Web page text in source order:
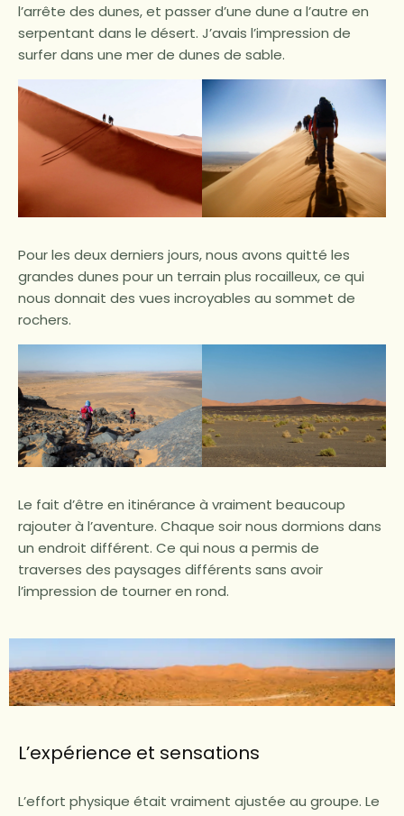
l’arrête des dunes, et passer d’une dune a l’autre en
serpentant dans le désert. J’avais l’impression de
surfer dans une mer de dunes de sable.
Pour les deux derniers jours, nous avons quitté les
grandes dunes pour un terrain plus rocailleux, ce qui
nous donnait des vues incroyables au sommet de
rochers.
Le fait d’être en itinérance à vraiment beaucoup
rajouter à l’aventure. Chaque soir nous dormions dans
un endroit différent. Ce qui nous a permis de
traverses des paysages différents sans avoir
l’impression de tourner en rond.
L’expérience et sensations
L’effort physique était vraiment ajustée au groupe. Le